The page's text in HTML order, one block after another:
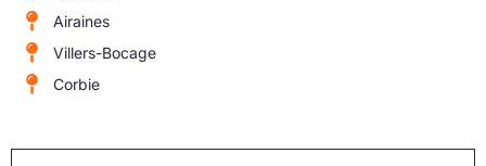
Airaines
Villers-Bocage
Corbie